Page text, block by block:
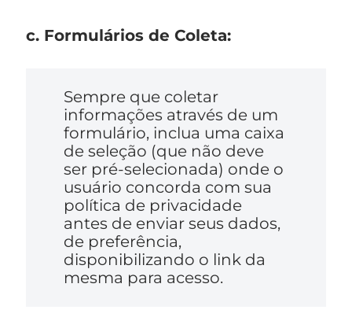
c. Formulários de Coleta:
Sempre que coletar
informações através de um
formulário, inclua uma caixa
de seleção (que não deve
ser pré-selecionada) onde o
usuário concorda com sua
política de privacidade
antes de enviar seus dados,
de preferência,
disponibilizando o link da
mesma para acesso.